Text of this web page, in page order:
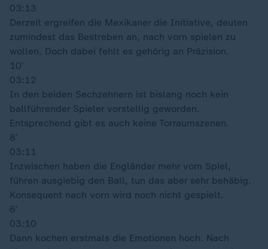
03:13
Derzeit ergreifen die Mexikaner die Initiative, deuten
zumindest das Bestreben an, nach vorn spielen zu
wollen. Doch dabei fehlt es gehörig an Präzision.
10′
03:12
In den beiden Sechzehnern ist bislang noch kein
ballführender Spieler vorstellig geworden.
Entsprechend gibt es auch keine Torraumszenen.
8′
03:11
Inzwischen haben die Engländer mehr vom Spiel,
führen ausgiebig den Ball, tun das aber sehr behäbig.
Konsequent nach vorn wird noch nicht gespielt.
6′
03:10
Dann kochen erstmals die Emotionen hoch. Nach